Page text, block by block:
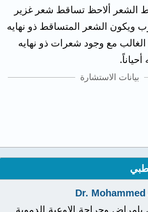
الشعر ألاحظ تساقط شعر غزير
ويكون الشعر المتساقط ذو نهايه
مع وجود شعرات ذو نهايه
بيانات الاستشارة
Dr.
وجراحة الاوعية الدموية